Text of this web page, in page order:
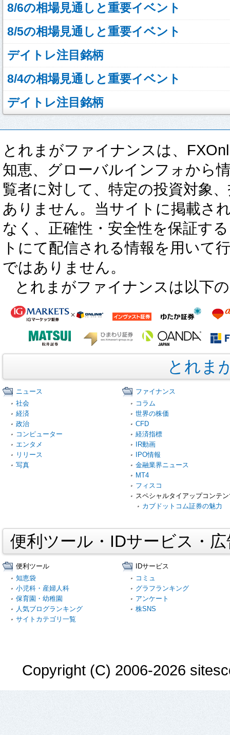
8/6の相場見通しと重要イベント
8/5の相場見通しと重要イベント
デイトレ注目銘柄
8/4の相場見通しと重要イベント
デイトレ注目銘柄
とれまがファイナンスは、
知恵、グローバルインフォから
覧者に対して、特定の投資対象
ありません。当サイトに掲載さ
なく、正確性・安全性を保証す
トにて配信される情報を用いて
ではありません。
とれまがファイナンスは以下
とれま
ニュース
社会
経済
政治
コンピューター
エンタメ
リリース
写真
ファイナンス
コラム
世界の株価
CFD
経済指標
IR動画
IPO情報
金融業界ニュース
MT4
フィスコ
スペシャルタイアップコンテ
カブドットコム証券の魅力
便利ツール・IDサービス・
便利ツール
知恵袋
小児科・産婦人科
保育園・幼稚園
人気ブログランキング
サイトカテゴリ一覧
IDサービス
コミュ
グラフランキング
アンケート
株SNS
Copyright (C) 2006-2026